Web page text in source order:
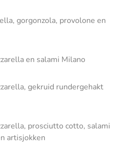
gorgonzola, provolone en
en salami Milano
gekruid rundergehakt
prosciutto cotto, salami
artisjokken